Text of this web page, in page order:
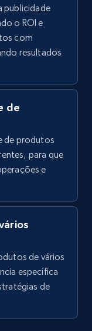
products
Initial
more.
shop url
more.
publicidade
o ROI e
com
resultados
de
de produtos
para que
e
de vários
específica
de